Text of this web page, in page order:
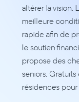
altérer la vision.
meilleure
rapide afin de
le soutien
propose des
seniors.
résidences pour